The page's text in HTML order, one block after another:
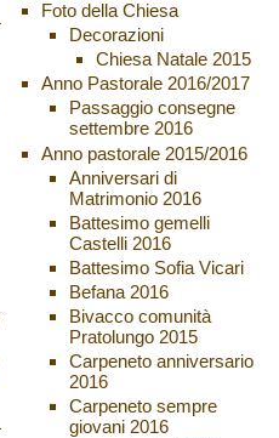
Foto della Chiesa
Decorazioni
Chiesa Natale 2015
Anno Pastorale 2016/2017
Passaggio consegne
settembre 2016
Anno pastorale 2015/2016
Anniversari di
Matrimonio 2016
Battesimo gemelli
Castelli 2016
Battesimo Sofia Vicari
Befana 2016
Bivacco comunità
Pratolungo 2015
Carpeneto anniversario
2016
Carpeneto sempre
giovani 2016